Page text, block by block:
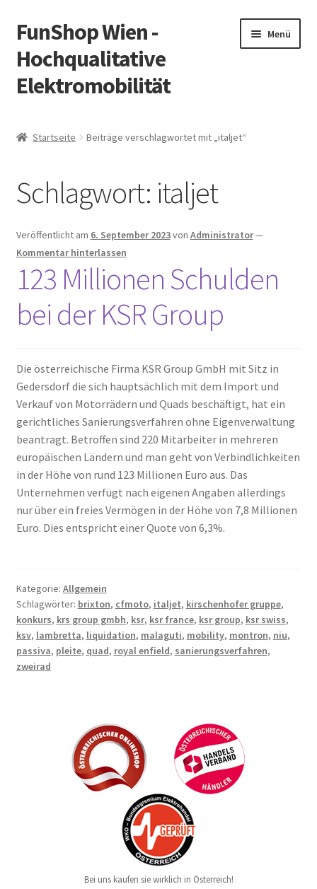
Zur
Navigation
springen
Zum
Inhalt
springen
FunShop Wien -
Hochqualitative
Elektromobilität
Menü
Vorsicht Internetbetrug
Über FunShop
Impressum
Zum Onlineshop in der Web Version
Startseite Beiträge verschlagwortet mit „italjet“
Schlagwort: italjet
Veröffentlicht am 6. September 2023von Administrator—
Kommentar hinterlassen
123 Millionen Schulden
bei der KSR Group
Die österreichische Firma KSR Group GmbH mit Sitz in
Gedersdorf die sich hauptsächlich mit dem Import und
Verkauf von Motorrädern und Quads beschäftigt, hat ein
gerichtliches Sanierungsverfahren ohne Eigenverwaltung
beantragt. Betroffen sind 220 Mitarbeiter in mehreren
europäischen Ländern und man geht von Verbindlichkeiten
in der Höhe von rund 123 Millionen Euro aus. Das
Unternehmen verfügt nach eigenen Angaben allerdings
nur über ein freies Vermögen in der Höhe von 7,8 Millionen
Euro. Dies entspricht einer Quote von 6,3%.
Kategorie: Allgemein
Schlagwörter: brixton, cfmoto, italjet, kirschenhofer gruppe,
konkurs, krs group gmbh, ksr, ksr france, ksr group, ksr swiss,
ksv, lambretta, liquidation, malaguti, mobility, montron, niu,
passiva, pleite, quad, royal enfield, sanierungsverfahren,
zweirad
Bei uns kaufen sie wirklich in Österreich!